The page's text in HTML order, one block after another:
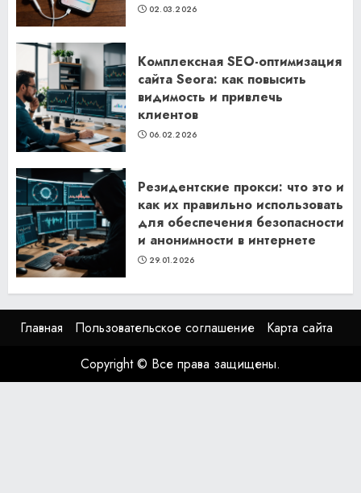
02.03.2026
Комплексная SEO-оптимизация
сайта Seora: как повысить
видимость и привлечь
клиентов
06.02.2026
Резидентские прокси: что это и
как их правильно использовать
для обеспечения безопасности
и анонимности в интернете
29.01.2026
Главная Пользовательское соглашение
Карта сайта
Copyright © Все права защищены.